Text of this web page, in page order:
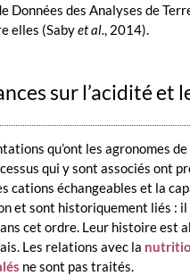
Données des Analyses de
elles (Sabyet al., 2014).
sur l’acidité et
qu’ont les agronomes de
qui y sont associés ont
cations échangeables et la
et sont historiquement liés :
cet ordre. Leur histoire est
Les relations avec la
ne sont pas traités.